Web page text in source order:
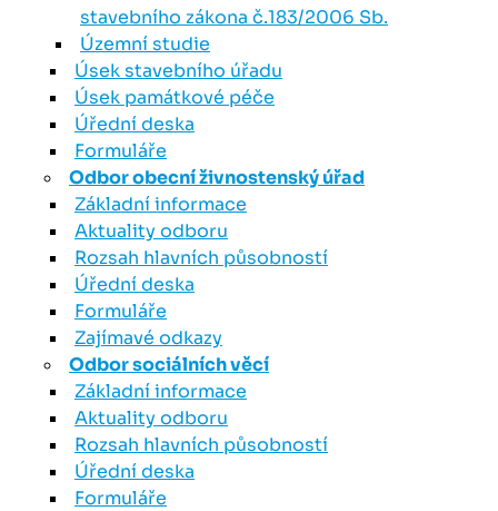
stavebního zákona č.183/2006 Sb.
Územní studie
Úsek stavebního úřadu
Úsek památkové péče
Úřední deska
Formuláře
Odbor obecní živnostenský úřad
Základní informace
Aktuality odboru
Rozsah hlavních působností
Úřední deska
Formuláře
Zajímavé odkazy
Odbor sociálních věcí
Základní informace
Aktuality odboru
Rozsah hlavních působností
Úřední deska
Formuláře